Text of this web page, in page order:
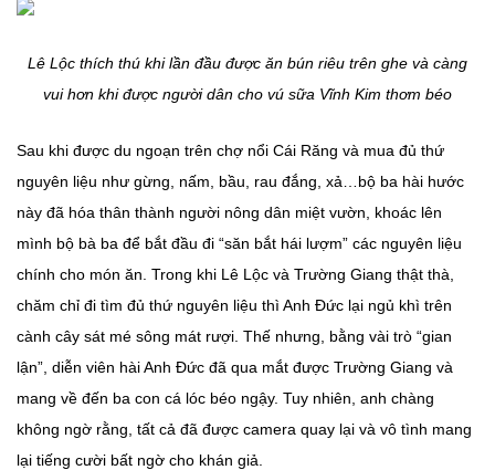
Lê Lộc thích thú khi lần đầu được ăn bún riêu trên ghe và càng
vui hơn khi được người dân cho vú sữa Vĩnh Kim thơm béo
Sau khi được du ngoạn trên chợ nổi Cái Răng và mua đủ thứ
nguyên liệu như gừng, nấm, bầu, rau đắng, xả…bộ ba hài hước
này đã hóa thân thành người nông dân miệt vườn, khoác lên
mình bộ bà ba để bắt đầu đi “săn bắt hái lượm” các nguyên liệu
chính cho món ăn. Trong khi Lê Lộc và Trường Giang thật thà,
chăm chỉ đi tìm đủ thứ nguyên liệu thì Anh Đức lại ngủ khì trên
cành cây sát mé sông mát rượi. Thế nhưng, bằng vài trò “gian
lận”, diễn viên hài Anh Đức đã qua mắt được Trường Giang và
mang về đến ba con cá lóc béo ngậy. Tuy nhiên, anh chàng
không ngờ rằng, tất cả đã được camera quay lại và vô tình mang
lại tiếng cười bất ngờ cho khán giả.